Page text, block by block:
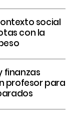
social
con la
finanzas
profesor para